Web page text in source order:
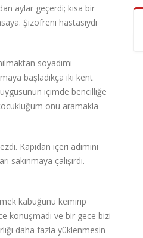
aylar geçerdi; kısa bir
Şizofreni hastasıydı
soyadımı
başladıkça iki kent
içimde bencilliğe
onu aramakla
Kapıdan içeri adımını
çalışırdı.
kabuğunu kemirip
konuşmadı ve bir gece bizi
daha fazla yüklenmesin